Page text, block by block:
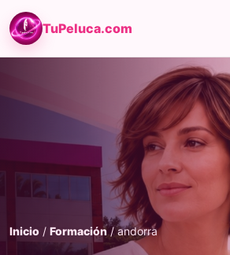
TuPeluca.com
Inicio / Formación / andorra